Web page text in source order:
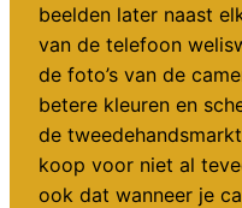
beelden later naast
van de telefoon
de foto’s van de
betere kleuren en
de
koop voor niet al
ook dat wanneer je